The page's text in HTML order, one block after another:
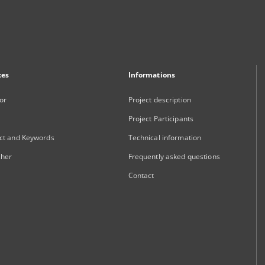
and Keywords
Informations
Project description
Project Participants
Technical information
Frequently asked questions
Contact